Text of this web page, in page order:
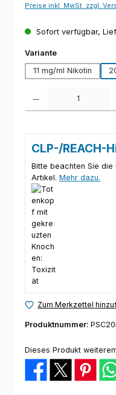
Preise inkl. MwSt. zzgl.
Sofort verfügbar,
Varianteauswählen
11 mg/ml Nikotin
CLP-/REACH-
Bitte beachten Sie die
Artikel. Mehr dazu.
Zum Merkzettel
Produktnummer:
Dieses Produkt